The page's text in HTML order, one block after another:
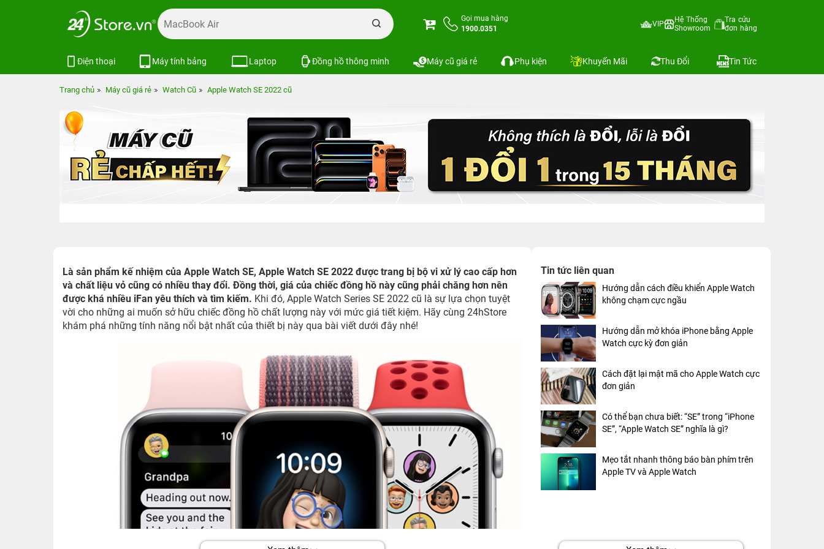
Gọi mua hàng
1900.0351
VIP
Hệ Thống
Showroom
Tra cứu
đơn hàng
Điện thoại Máy tính bảng Laptop Đồng hồ thông minh Máy cũ giá rẻ Phụ kiện Khuyến Mãi Thu Đổi Tin Tức
Trang chủ Máy cũ giá rẻ Watch Cũ Apple Watch SE 2022 cũ
Là sản phẩm kế nhiệm của Apple Watch SE, Apple Watch SE 2022 được trang bị bộ vi xử lý cao cấp hơn
và chất liệu vỏ cũng có nhiều thay đổi. Đồng thời, giá của chiếc đồng hồ này cũng phải chăng hơn nên
được khá nhiều iFan yêu thích và tìm kiếm. Khi đó, Apple Watch Series SE 2022 cũ là sự lựa chọn tuyệt
vời cho những ai muốn sở hữu chiếc đồng hồ chất lượng này với mức giá tiết kiệm. Hãy cùng 24hStore
khám phá những tính năng nổi bật nhất của thiết bị này qua bài viết dưới đây nhé!
Tin tức liên quan
Hướng dẫn cách điều khiển Apple Watch
không chạm cực ngầu
Hướng dẫn mở khóa iPhone bằng Apple
Watch cực kỳ đơn giản
Cách đặt lại mật mã cho Apple Watch cực
đơn giản
Có thể bạn chưa biết: “SE” trong “iPhone
SE”, “Apple Watch SE” nghĩa là gì?
Mẹo tắt nhanh thông báo bàn phím trên
Apple TV và Apple Watch